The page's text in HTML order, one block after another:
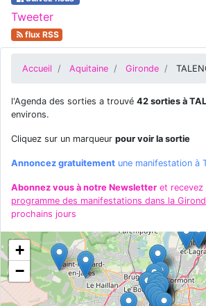
Tweeter
flux RSS
Accueil Aquitaine Gironde
l'Agenda des sorties a trouvé 42 sorties à
environs.
Cliquez sur un marqueur pour voir la sortie
Annoncez gratuitement une manifestation à
Abonnez vous à notre Newsletter et recevez
programme des manifestations dans la
prochains jours
+
−